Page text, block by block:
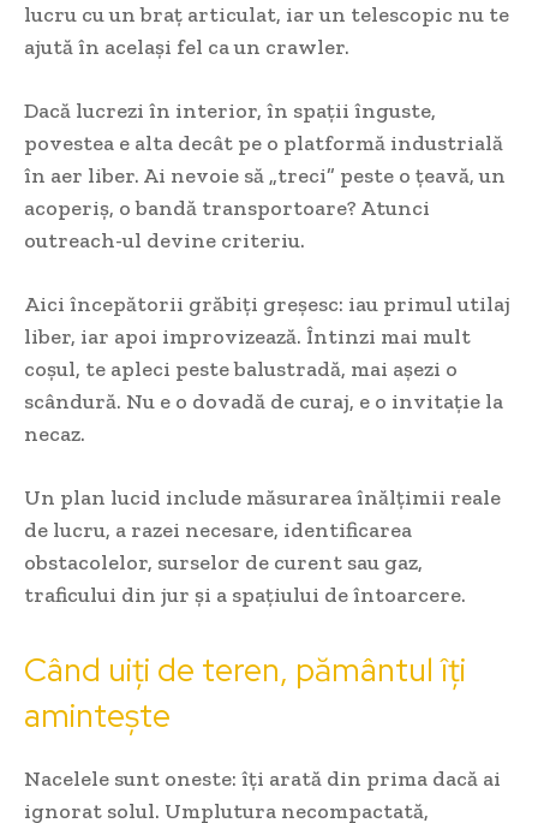
lucru cu un braț articulat, iar un telescopic nu te
ajută în același fel ca un crawler.
Dacă lucrezi în interior, în spații înguste,
povestea e alta decât pe o platformă industrială
în aer liber. Ai nevoie să „treci” peste o țeavă, un
acoperiș, o bandă transportoare? Atunci
outreach-ul devine criteriu.
Aici începătorii grăbiți greșesc: iau primul utilaj
liber, iar apoi improvizează. Întinzi mai mult
coșul, te apleci peste balustradă, mai așezi o
scândură. Nu e o dovadă de curaj, e o invitație la
necaz.
Un plan lucid include măsurarea înălțimii reale
de lucru, a razei necesare, identificarea
obstacolelor, surselor de curent sau gaz,
traficului din jur și a spațiului de întoarcere.
Când uiți de teren, pământul îți
amintește
Nacelele sunt oneste: îți arată din prima dacă ai
ignorat solul. Umplutura necompactată,